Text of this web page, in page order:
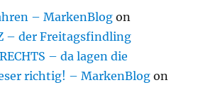
– MarkenBlog on
– der Freitagsfindling
– da lagen die
richtig! – MarkenBlog on